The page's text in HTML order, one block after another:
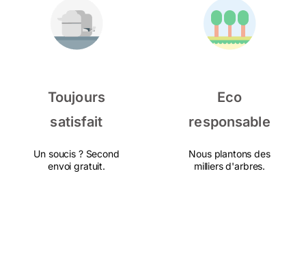
Toujours
satisfait
Un soucis ? Second
envoi gratuit.
Eco
responsable
Nous plantons des
milliers d'arbres.